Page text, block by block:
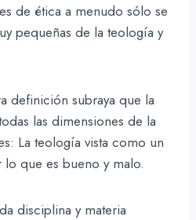
de ética a menudo sólo se
pequeñas de la teología y
definición subraya que la
las dimensiones de la
La teología vista como un
que es bueno y malo.
disciplina y materia